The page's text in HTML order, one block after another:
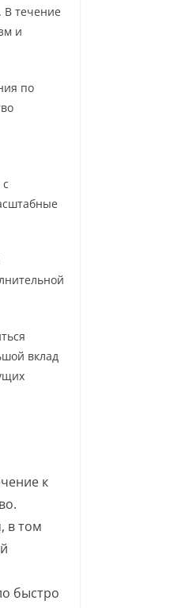
В течение
и
по
вклад
к
в том
быстро